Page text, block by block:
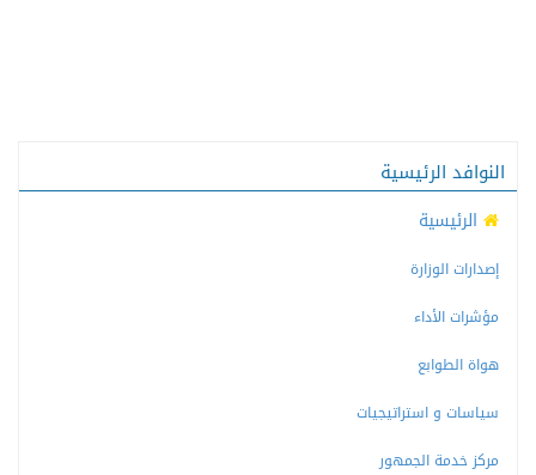
النوافد الرئيسية
الرئيسية
إصدارات الوزارة
مؤشرات الأداء
هواة الطوابع
سياسات و استراتيجيات
مركز خدمة الجمهور